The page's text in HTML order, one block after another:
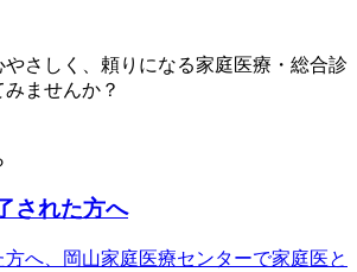
さしく、頼りになる家庭医療・総合診
ませんか？
された方へ
へ、岡山家庭医療センターで家庭医と